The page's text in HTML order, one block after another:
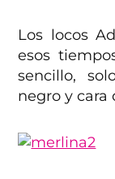
Los locos
esos
sencillo,
negro y cara